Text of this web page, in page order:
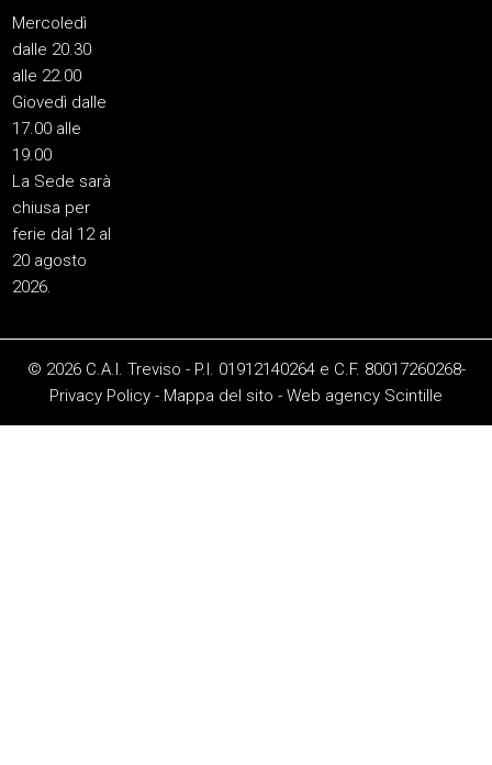
Mercoledì
dalle 20.30
alle 22.00
Giovedì dalle
17.00 alle
19.00
La Sede sarà
chiusa per
ferie dal 12 al
20 agosto
2026.
© 2026 C.A.I. Treviso - P.I. 01912140264 e C.F. 80017260268-
Privacy Policy - Mappa del sito - Web agency Scintille